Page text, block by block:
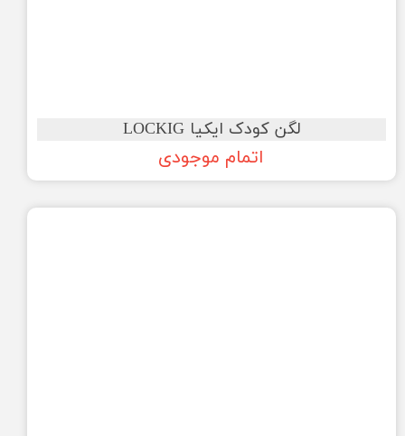
لگن کودک ایکیا LOCKIG
اتمام موجودی